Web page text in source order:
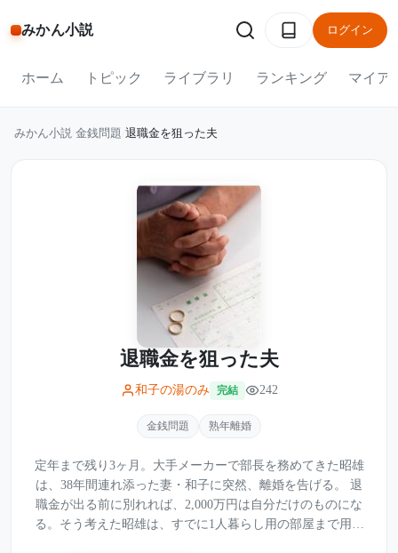
みかん小説 ログイン
ホーム トピック ライブラリ ランキング マイア
みかん小説 金銭問題 退職金を狙った夫
退職金を狙った夫
和子の湯のみ 完結 242
金銭問題 熟年離婚
定年まで残り3ヶ月。大手メーカーで部長を務めてきた昭雄
は、38年間連れ添った妻・和子に突然、離婚を告げる。 退
職金が出る前に別れれば、2,000万円は自分だけのものにな
る。そう考えた昭雄は、すでに1人暮らし用の部屋まで用意